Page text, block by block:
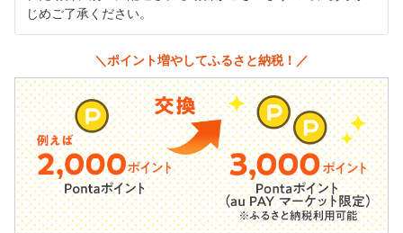
じめご了承ください。
＼ポイント増やしてふるさと納税！／